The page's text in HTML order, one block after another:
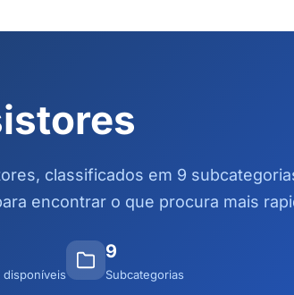
classificados em 9
encontrar o que procura mais
disponíveis
9
Subcategorias